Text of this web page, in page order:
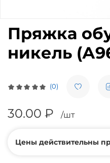
(0)
Пряжка
никель
30.00 ₽ /шт
Цены действительны